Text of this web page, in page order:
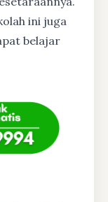
ini juga
belajar